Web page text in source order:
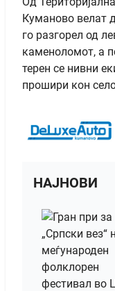
Куманово велат
го разгорел од
каменоломот, а
терен се нивни
прошири кон
НАЈНОВИ